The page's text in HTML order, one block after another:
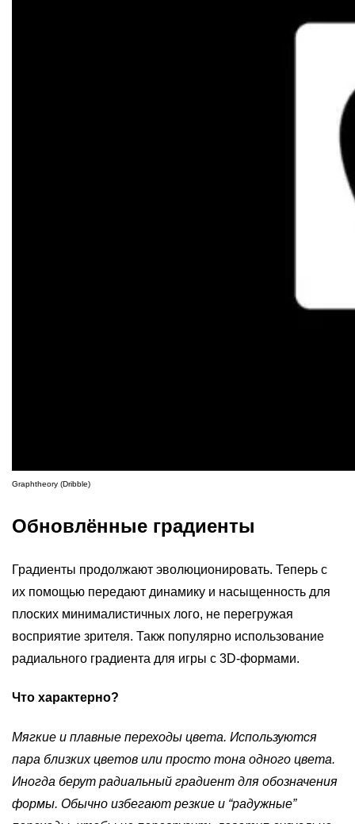
Graphtheory (Dribble)
Обновлённые градиенты
Градиенты продолжают эволюционировать. Теперь с
их помощью передают динамику и насыщенность для
плоских минималистичных лого, не перегружая
восприятие зрителя. Такж популярно использование
радиального градиента для игры с 3D-формами.
Что характерно?
Мягкие и плавные переходы цвета. Используются
пара близких цветов или просто тона одного цвета.
Иногда берут радиальный градиент для обозначения
формы. Обычно избегают резкие и “радужные”